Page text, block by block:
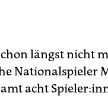
längst nicht
Nationalspieler
acht